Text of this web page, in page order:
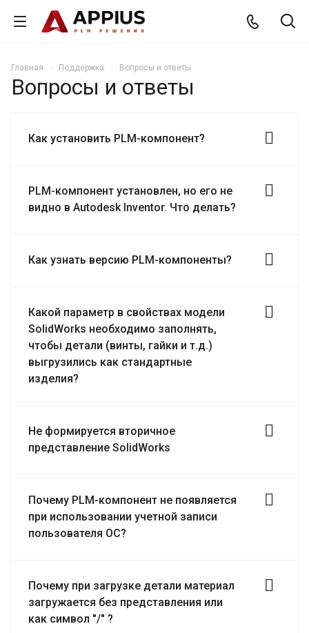
Главная Поддержка Вопросы и ответы
Вопросы и ответы
Как установить PLM-компонент?
PLM-компонент установлен, но его не
видно в Autodesk Inventor. Что делать?
Как узнать версию PLM-компоненты?
Какой параметр в свойствах модели
SolidWorks необходимо заполнять,
чтобы детали (винты, гайки и т.д.)
выгрузились как стандартные
изделия?
Не формируется вторичное
представление SolidWorks
Почему PLM-компонент не появляется
при использовании учетной записи
пользователя ОС?
Почему при загрузке детали материал
загружается без представления или
как символ "/" ?